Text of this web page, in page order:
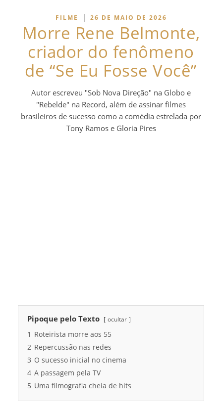
FILME | 26 DE MAIO DE 2026
Morre Rene Belmonte,
criador do fenômeno
de “Se Eu Fosse Você”
Autor escreveu "Sob Nova Direção" na Globo e
"Rebelde" na Record, além de assinar filmes
brasileiros de sucesso como a comédia estrelada por
Tony Ramos e Gloria Pires
Pipoque pelo Texto ocultar
1 Roteirista morre aos 55
2 Repercussão nas redes
3 O sucesso inicial no cinema
4 A passagem pela TV
5 Uma filmografia cheia de hits